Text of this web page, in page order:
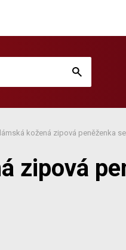
kožená zipová peněženka
zipová